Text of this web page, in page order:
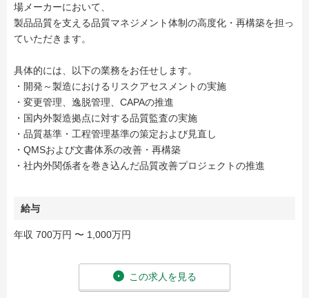
場メーカーにおいて、
製品品質を支える品質マネジメント体制の高度化・再構築を担っ
ていただきます。
具体的には、以下の業務をお任せします。
・開発～製造におけるリスクアセスメントの実施
・変更管理、逸脱管理、CAPAの推進
・国内外製造拠点に対する品質監査の実施
・品質基準・工程管理基準の策定および見直し
・QMSおよび文書体系の改善・再構築
・社内外関係者を巻き込んだ品質改善プロジェクトの推進
給与
年収 700万円 〜 1,000万円
この求人を見る